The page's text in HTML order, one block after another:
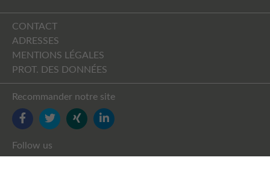
CONTACT
ADRESSES
MENTIONS LÉGALES
PROT. DES DONNÉES
Recommander notre site
FACEBOOK
TWITTERYOUTUBELINKEDIN
Follow us